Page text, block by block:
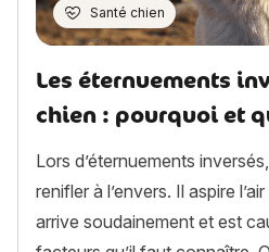
Santé chien
Les éternuements
chien : pourquoi et
Lors d’éternuements
renifler à l’envers. Il aspire
arrive soudainement et est